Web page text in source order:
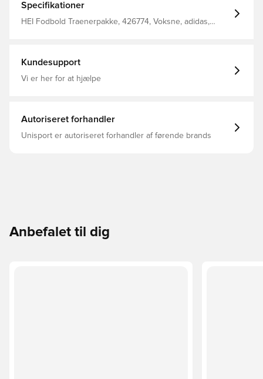
Specifikationer
HEI Fodbold Traenerpakke, 426774, Voksne, adidas,
Kundesupport
Vi er her for at hjælpe
Autoriseret forhandler
Unisport er autoriseret forhandler af førende brands
Anbefalet til dig